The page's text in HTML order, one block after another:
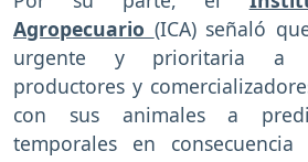
Agropecuario (ICA) señaló
urgente y prioritaria a
productores y
con sus animales a
temporales en